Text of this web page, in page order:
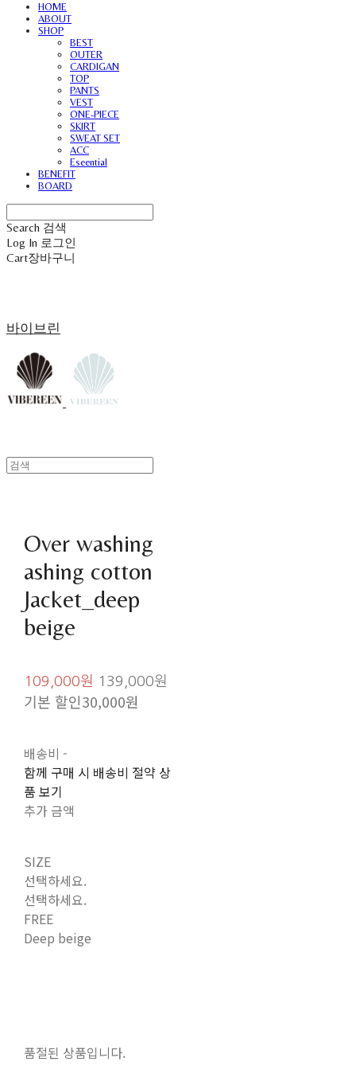
HOME
ABOUT
SHOP
BEST
OUTER
CARDIGAN
TOP
PANTS
VEST
ONE-PIECE
SKIRT
SWEAT SET
ACC
Eseential
BENEFIT
BOARD
Search 검색
Log In 로그인
Cart장바구니
바이브린
Over washing
ashing cotton
Jacket_deep
beige
109,000원 139,000원
기본 할인30,000원
배송비 -
함께 구매 시 배송비 절약 상
품 보기
추가 금액
SIZE
선택하세요.
선택하세요.
FREE
Deep beige
품절된 상품입니다.